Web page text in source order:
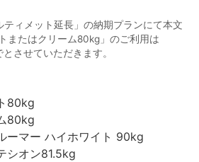
ィメット延長」の納期プランにて本文
またはクリーム80kg」のご利用は
させていただきます。
80kg
80kg
ーマー ハイホワイト 90kg
シオン81.5kg